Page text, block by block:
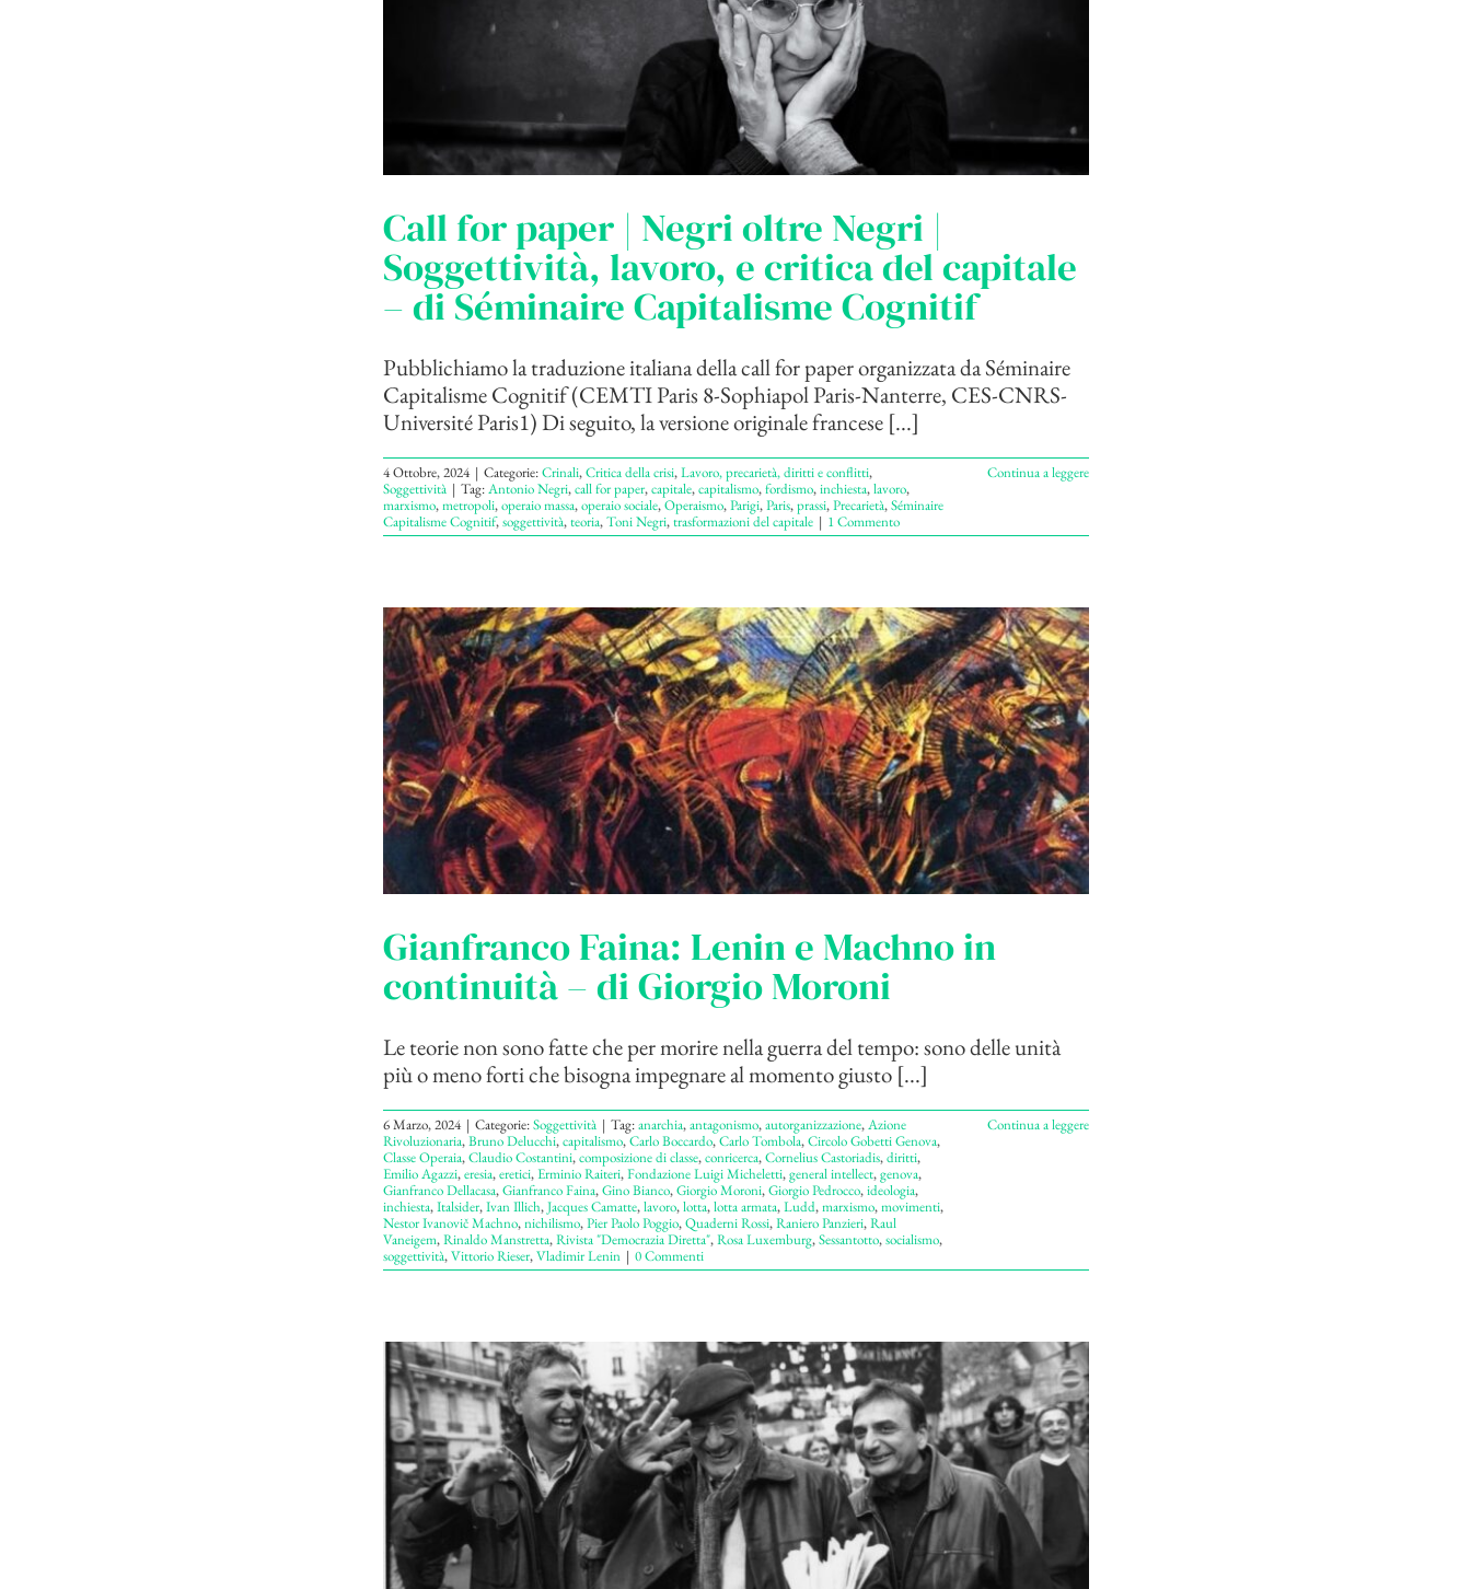
Call for paper | Negri oltre Negri |
Soggettività, lavoro, e critica del capitale
– di Séminaire Capitalisme Cognitif
Pubblichiamo la traduzione italiana della call for paper organizzata da Séminaire
Capitalisme Cognitif (CEMTI Paris 8-Sophiapol Paris-Nanterre, CES-CNRS-
Université Paris1) Di seguito, la versione originale francese [...]
4 Ottobre, 2024 | Categorie:Crinali,Critica della crisi,Lavoro, precarietà, diritti e conflitti,
Soggettività | Tag:Antonio Negri,call for paper,capitale,capitalismo,fordismo,inchiesta,lavoro,
marxismo,metropoli,operaio massa,operaio sociale,Operaismo,Parigi,Paris,prassi,Precarietà,Séminaire
Capitalisme Cognitif,soggettività,teoria,Toni Negri,trasformazioni del capitale | 1 Commento
Continua a leggere
Gianfranco Faina: Lenin e Machno in
continuità – di Giorgio Moroni
Le teorie non sono fatte che per morire nella guerra del tempo: sono delle unità
più o meno forti che bisogna impegnare al momento giusto [...]
6 Marzo, 2024 | Categorie:Soggettività | Tag:anarchia,antagonismo,autorganizzazione,Azione
Rivoluzionaria,Bruno Delucchi,capitalismo,Carlo Boccardo,Carlo Tombola,Circolo Go­betti Genova,
Classe Operaia,Claudio Costantini,composizione di classe,conricerca,Cornelius Castoriadis,diritti,
Emilio Agazzi,eresia,eretici,Ermi­nio Raiteri,Fondazione Luigi Micheletti,general intellect,genova,
Gianfranco Dellacasa,Gianfranco Faina,Gino Bianco,Giorgio Moroni,Giorgio Pedrocco,ideologia,
inchiesta,Italsider,Ivan Illich,Jacques Camatte,lavoro,lotta,lotta armata,Ludd,marxismo,movimenti,
Nestor Ivanovič Machno,nichilismo,Pier Paolo Poggio,Quaderni Rossi,Raniero Panzieri,Raul
Vaneigem,Rinaldo Manstretta,Rivista "Democrazia Diretta",Rosa Luxemburg,Sessantotto,socialismo,
soggettività,Vittorio Rieser,Vladimir Lenin | 0 Commenti
Continua a leggere